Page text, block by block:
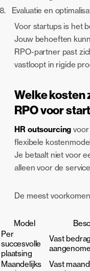
Evaluatie en
Voor startups is het
Jouw behoeften
RPO-partner past
vastloopt in rigide
Welke kosten
RPO voor
HR outsourcing
flexibele
Je betaalt niet voor
alleen voor de
De meest
Model
Per
succesvolle
plaatsing
Vast
Maandelijks
Vast